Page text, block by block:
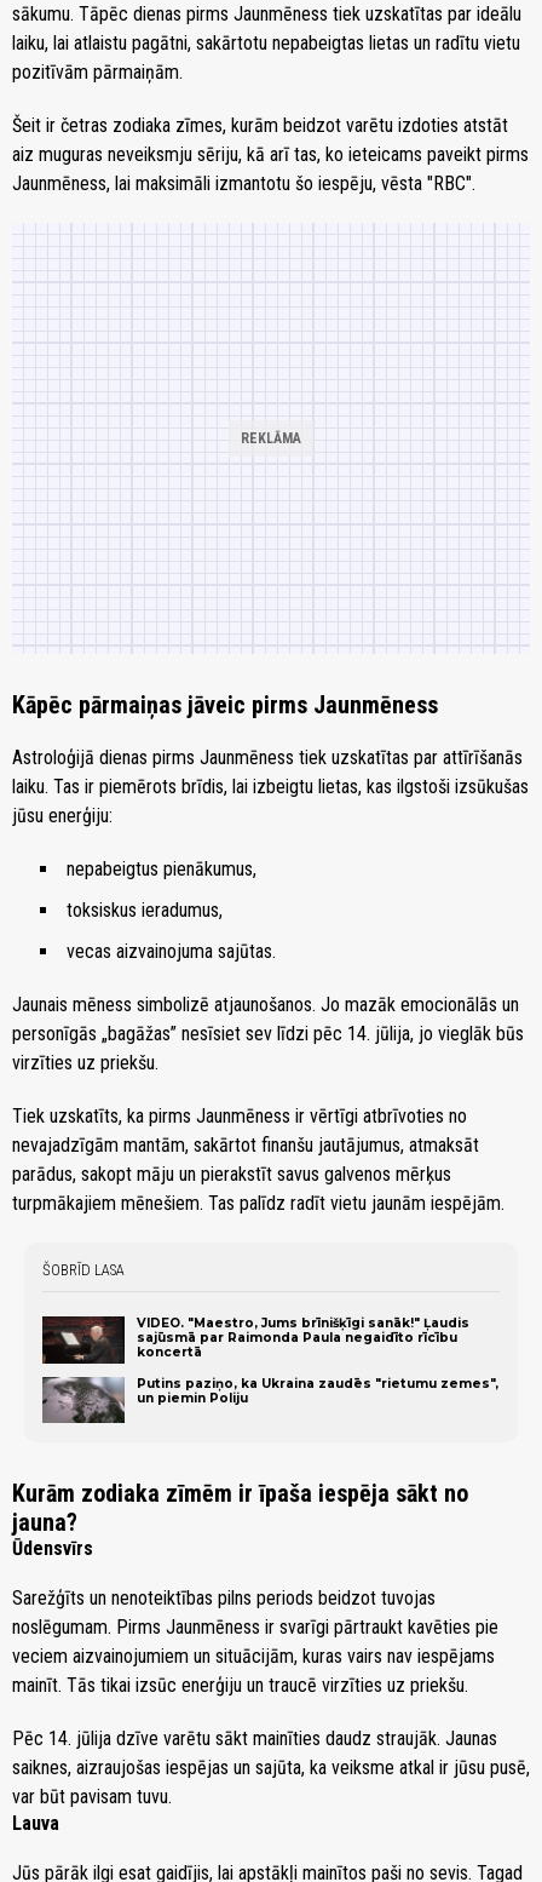
sākumu. Tāpēc dienas pirms Jaunmēness tiek uzskatītas par ideālu
laiku, lai atlaistu pagātni, sakārtotu nepabeigtas lietas un radītu vietu
pozitīvām pārmaiņām.
Šeit ir četras zodiaka zīmes, kurām beidzot varētu izdoties atstāt
aiz muguras neveiksmju sēriju, kā arī tas, ko ieteicams paveikt pirms
Jaunmēness, lai maksimāli izmantotu šo iespēju, vēsta "RBC".
Kāpēc pārmaiņas jāveic pirms Jaunmēness
Astroloģijā dienas pirms Jaunmēness tiek uzskatītas par attīrīšanās
laiku. Tas ir piemērots brīdis, lai izbeigtu lietas, kas ilgstoši izsūkušas
jūsu enerģiju:
nepabeigtus pienākumus,
toksiskus ieradumus,
vecas aizvainojuma sajūtas.
Jaunais mēness simbolizē atjaunošanos. Jo mazāk emocionālās un
personīgās „bagāžas” nesīsiet sev līdzi pēc 14. jūlija, jo vieglāk būs
virzīties uz priekšu.
Tiek uzskatīts, ka pirms Jaunmēness ir vērtīgi atbrīvoties no
nevajadzīgām mantām, sakārtot finanšu jautājumus, atmaksāt
parādus, sakopt māju un pierakstīt savus galvenos mērķus
turpmākajiem mēnešiem. Tas palīdz radīt vietu jaunām iespējām.
ŠOBRĪD LASA
VIDEO. "Maestro, Jums brīnišķīgi sanāk!" Ļaudis
sajūsmā par Raimonda Paula negaidīto rīcību
koncertā
Putins paziņo, ka Ukraina zaudēs "rietumu zemes",
un piemin Poliju
Kurām zodiaka zīmēm ir īpaša iespēja sākt no
jauna?
Ūdensvīrs
Sarežģīts un nenoteiktības pilns periods beidzot tuvojas
noslēgumam. Pirms Jaunmēness ir svarīgi pārtraukt kavēties pie
veciem aizvainojumiem un situācijām, kuras vairs nav iespējams
mainīt. Tās tikai izsūc enerģiju un traucē virzīties uz priekšu.
Pēc 14. jūlija dzīve varētu sākt mainīties daudz straujāk. Jaunas
saiknes, aizraujošas iespējas un sajūta, ka veiksme atkal ir jūsu pusē,
var būt pavisam tuvu.
Lauva
Jūs pārāk ilgi esat gaidījis, lai apstākļi mainītos paši no sevis. Tagad